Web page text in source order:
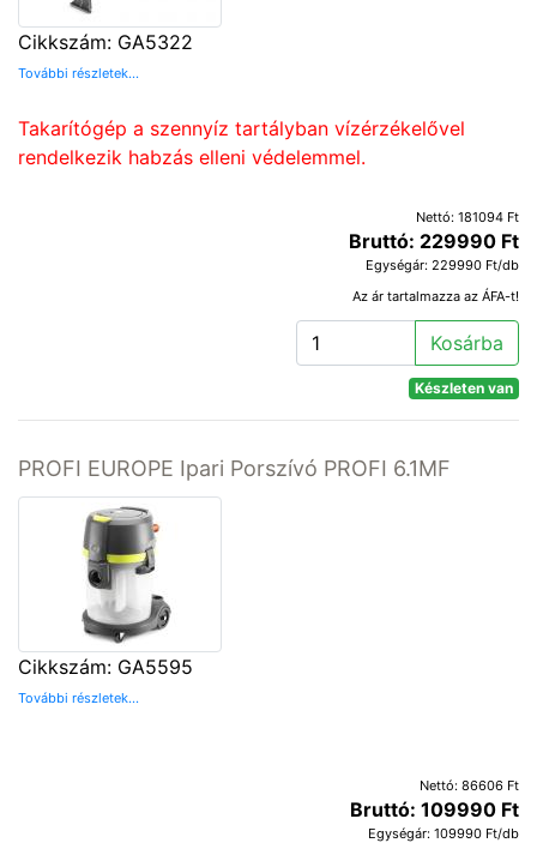
Cikkszám: GA5322
További részletek...
Takarítógép a szennyíz tartályban vízérzékelővel
rendelkezik habzás elleni védelemmel.
Nettó: 181094 Ft
Bruttó: 229990 Ft
Egységár: 229990 Ft/db
Az ár tartalmazza az ÁFA-t!
Kosárba
Készleten van
PROFI EUROPE Ipari Porszívó PROFI 6.1MF
Cikkszám: GA5595
További részletek...
Nettó: 86606 Ft
Bruttó: 109990 Ft
Egységár: 109990 Ft/db